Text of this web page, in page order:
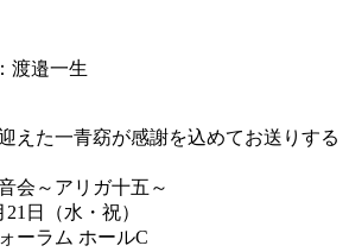
渡邉一生
えた一青窈が感謝を込めてお送りする
会～アリガ十五～
21日（水・祝）
ーラム ホールC